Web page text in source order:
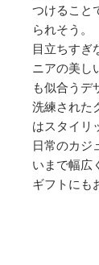
つけること
られそう。
目立ちすぎ
ニアの美し
も似合うデ
洗練された
はスタイリ
日常のカジ
いまで幅広
ギフトにも